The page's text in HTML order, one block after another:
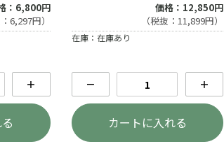
：6,800円
6,297円）
＋
価格：12,850円
（税抜：11,899円）
在庫：在庫あり
－ ＋
カートに入れる